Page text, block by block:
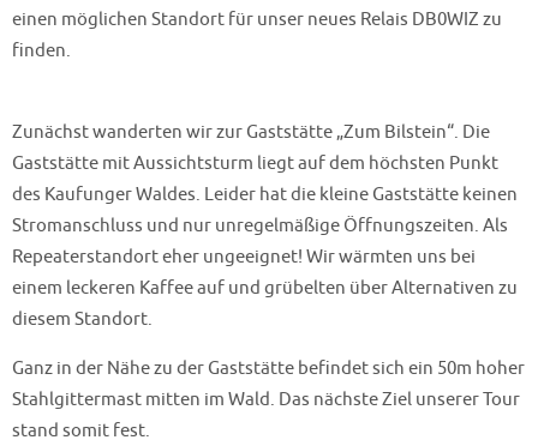
einen möglichen Standort für unser neues Relais DB0WIZ zu
finden.
Zunächst wanderten wir zur Gaststätte „Zum Bilstein“. Die
Gaststätte mit Aussichtsturm liegt auf dem höchsten Punkt
des Kaufunger Waldes. Leider hat die kleine Gaststätte keinen
Stromanschluss und nur unregelmäßige Öffnungszeiten. Als
Repeaterstandort eher ungeeignet! Wir wärmten uns bei
einem leckeren Kaffee auf und grübelten über Alternativen zu
diesem Standort.
Ganz in der Nähe zu der Gaststätte befindet sich ein 50m hoher
Stahlgittermast mitten im Wald. Das nächste Ziel unserer Tour
stand somit fest.